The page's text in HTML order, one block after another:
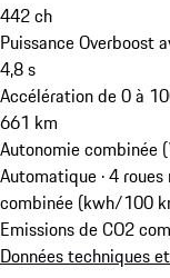
442ch
Puissance Overboost
4,8s
Accélération de 0 à
661 km
Autonomie combinée
Automatique · 4
combinée (kwh/100
Emissions de CO2
Données techniques